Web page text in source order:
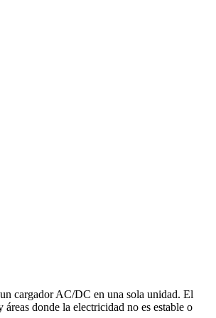
cargador AC/DC en una sola unidad. El
donde la electricidad no es estable o